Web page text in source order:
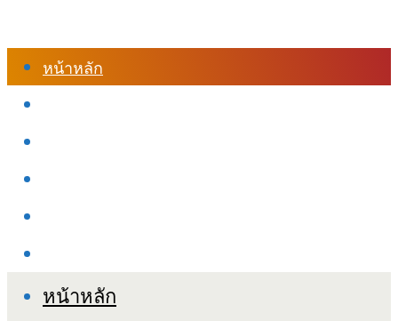
หน้าหลัก
หน้าหลัก